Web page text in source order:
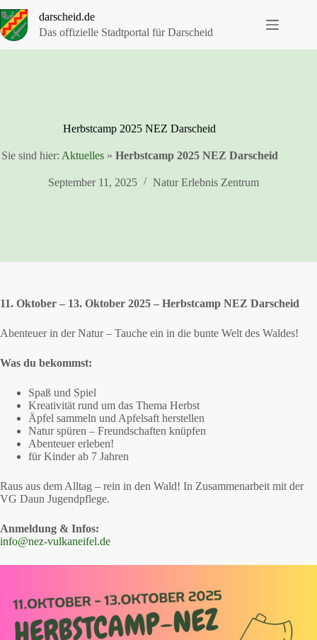
Inhalt
springen
darscheid.de
Das offizielle Stadtportal für Darscheid
Herbstcamp 2025 NEZ Darscheid
Sie sind hier: Aktuelles» Herbstcamp 2025 NEZ Darscheid
September 11, 2025 Natur Erlebnis Zentrum
11. Oktober – 13. Oktober 2025 – Herbstcamp NEZ Darscheid
Abenteuer in der Natur – Tauche ein in die bunte Welt des Waldes!
Was du bekommst:
Spaß und Spiel
Kreativität rund um das Thema Herbst
Äpfel sammeln und Apfelsaft herstellen
Natur spüren – Freundschaften knüpfen
Abenteuer erleben!
für Kinder ab 7 Jahren
Raus aus dem Alltag – rein in den Wald! In Zusammenarbeit mit der
VG Daun Jugendpflege.
Anmeldung & Infos:
info@nez-vulkaneifel.de